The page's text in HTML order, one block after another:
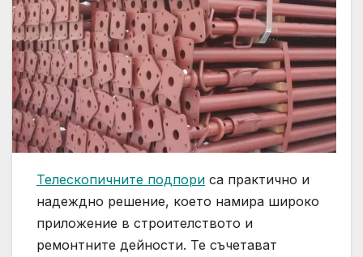
Телескопичните подпори са практично и
надеждно решение, което намира широко
приложение в строителството и
ремонтните дейности. Те съчетават